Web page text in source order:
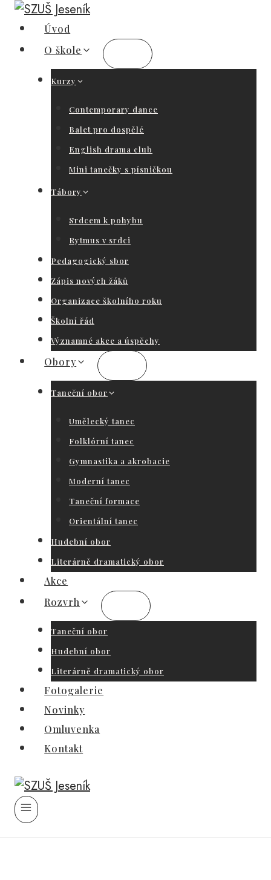
Přeskočit
obsah
Úvod
O škole
Kurzy
Contemporary dance
Balet pro dospělé
English drama club
Mini tanečky s písničkou
Tábory
Srdcem k pohybu
Rytmus v srdci
Pedagogický sbor
Zápis nových žáků
Organizace školního roku
Školní řád
Významné akce a úspěchy
Obory
Taneční obor
Umělecký tanec
Folklórní tanec
Gymnastika a akrobacie
Moderní tanec
Taneční formace
Orientální tanec
Hudební obor
Literárně dramatický obor
Akce
Rozvrh
Taneční obor
Hudební obor
Literárně dramatický obor
Fotogalerie
Novinky
Omluvenka
Kontakt